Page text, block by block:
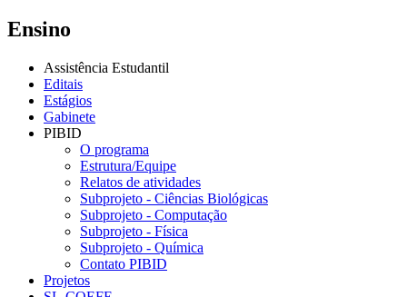
Ensino
Assistência Estudantil
Editais
Estágios
Gabinete
PIBID
O programa
Estrutura/Equipe
Relatos de atividades
Subprojeto - Ciências Biológicas
Subprojeto - Computação
Subprojeto - Física
Subprojeto - Química
Contato PIBID
Projetos